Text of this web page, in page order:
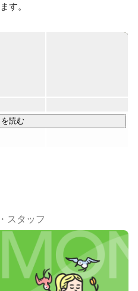
す。
ろから、特に教育には熱い想
かして、未経験からシステム
で、組織としてだけではな
スピードリンクジャパンを
う
ジョンとしています。
読む
スタッフ